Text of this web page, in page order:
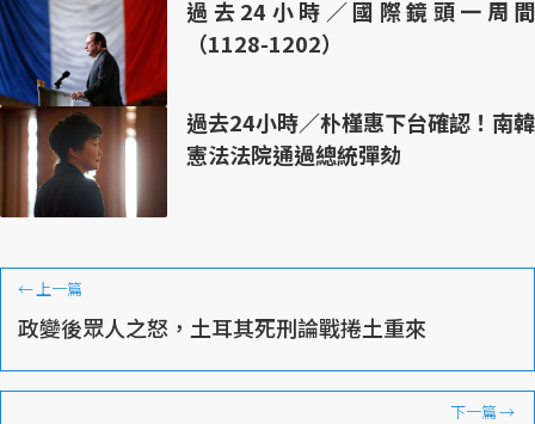
過去24小時／國際鏡頭一周間
（1128-1202）
過去24小時／朴槿惠下台確認！南韓
憲法法院通過總統彈劾
←上一篇
政變後眾人之怒，土耳其死刑論戰捲土重來
下一篇→